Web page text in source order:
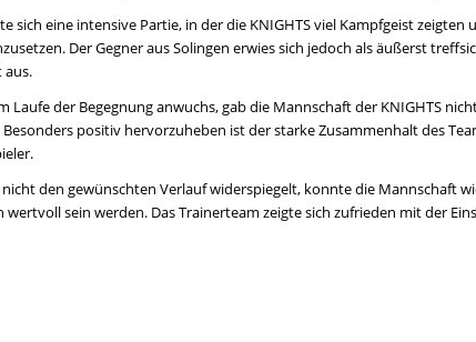
sich eine intensive Partie, in der die KNIGHTS viel Kampfgeist
Der Gegner aus Solingen erwies sich jedoch als äußerst
aus.
Laufe der Begegnung anwuchs, gab die Mannschaft der KNIGHTS
positiv hervorzuheben ist der starke Zusammenhalt des
den gewünschten Verlauf widerspiegelt, konnte die Mannschaft
sein werden. Das Trainerteam zeigte sich zufrieden mit der